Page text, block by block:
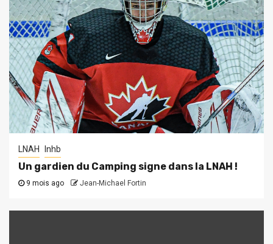
LNAH lnhb
Un gardien du Camping signe dans la LNAH !
9 mois ago Jean-Michael Fortin